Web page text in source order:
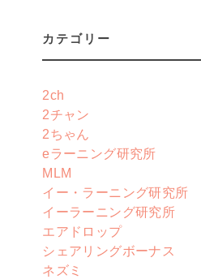
カテゴリー
2ch
2チャン
2ちゃん
eラーニング研究所
MLM
イー・ラーニング研究所
イーラーニング研究所
エアドロップ
シェアリングボーナス
ネズミ